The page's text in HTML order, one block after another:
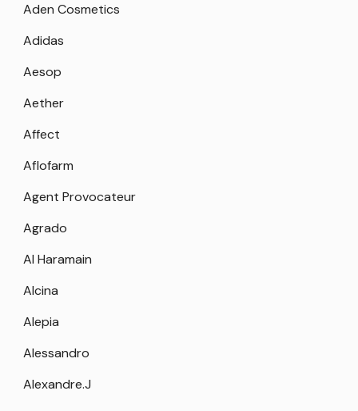
Aden Cosmetics
Adidas
Aesop
Aether
Affect
Aflofarm
Agent Provocateur
Agrado
Al Haramain
Alcina
Alepia
Alessandro
Alexandre.J